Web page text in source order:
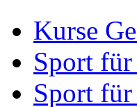
Kurse
Sport für
Sport